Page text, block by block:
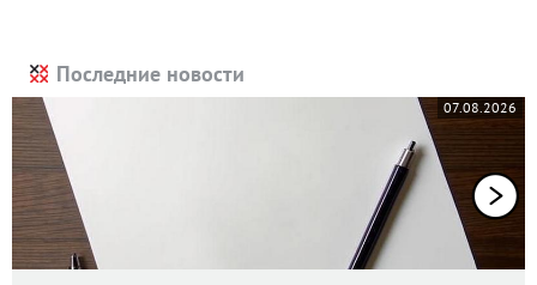
Последние новости
07.08.2026